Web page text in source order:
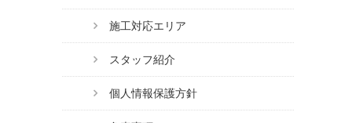
施工対応エリア
スタッフ紹介
個人情報保護方針